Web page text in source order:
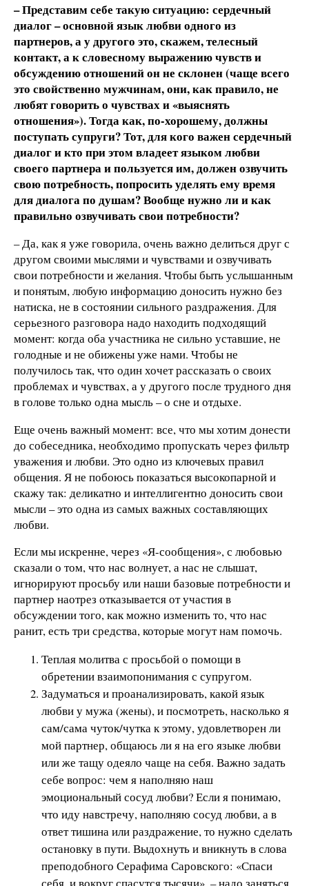
– Представим себе такую ситуацию: сердечный
диалог – основной язык любви одного из
партнеров, а у другого это, скажем, телесный
контакт, а к словесному выражению чувств и
обсуждению отношений он не склонен (чаще всего
это свойственно мужчинам, они, как правило, не
любят говорить о чувствах и «выяснять
отношения»). Тогда как, по-хорошему, должны
поступать супруги? Тот, для кого важен сердечный
диалог и кто при этом владеет языком любви
своего партнера и пользуется им, должен озвучить
свою потребность, попросить уделять ему время
для диалога по душам? Вообще нужно ли и как
правильно озвучивать свои потребности?
– Да, как я уже говорила, очень важно делиться друг с
другом своими мыслями и чувствами и озвучивать
свои потребности и желания. Чтобы быть услышанным
и понятым, любую информацию доносить нужно без
натиска, не в состоянии сильного раздражения. Для
серьезного разговора надо находить подходящий
момент: когда оба участника не сильно уставшие, не
голодные и не обижены уже нами. Чтобы не
получилось так, что один хочет рассказать о своих
проблемах и чувствах, а у другого после трудного дня
в голове только одна мысль – о сне и отдыхе.
Еще очень важный момент: все, что мы хотим донести
до собеседника, необходимо пропускать через фильтр
уважения и любви. Это одно из ключевых правил
общения. Я не побоюсь показаться высокопарной и
скажу так: деликатно и интеллигентно доносить свои
мысли – это одна из самых важных составляющих
любви.
Если мы искренне, через «Я-сообщения», с любовью
сказали о том, что нас волнует, а нас не слышат,
игнорируют просьбу или наши базовые потребности и
партнер наотрез отказывается от участия в
обсуждении того, как можно изменить то, что нас
ранит, есть три средства, которые могут нам помочь.
Теплая молитва с просьбой о помощи в
обретении взаимопонимания с супругом.
Задуматься и проанализировать, какой язык
любви у мужа (жены), и посмотреть, насколько я
сам/сама чуток/чутка к этому, удовлетворен ли
мой партнер, общаюсь ли я на его языке любви
или же тащу одеяло чаще на себя. Важно задать
себе вопрос: чем я наполняю наш
эмоциональный сосуд любви? Если я понимаю,
что иду навстречу, наполняю сосуд любви, а в
ответ тишина или раздражение, то нужно сделать
остановку в пути. Выдохнуть и вникнуть в слова
преподобного Серафима Саровского: «Спаси